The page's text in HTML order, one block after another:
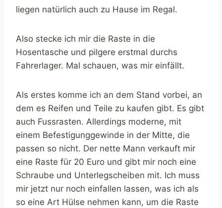
liegen natürlich auch zu Hause im Regal.
Also stecke ich mir die Raste in die
Hosentasche und pilgere erstmal durchs
Fahrerlager. Mal schauen, was mir einfällt.
Als erstes komme ich an dem Stand vorbei, an
dem es Reifen und Teile zu kaufen gibt. Es gibt
auch Fussrasten. Allerdings moderne, mit
einem Befestigunggewinde in der Mitte, die
passen so nicht. Der nette Mann verkauft mir
eine Raste für 20 Euro und gibt mir noch eine
Schraube und Unterlegscheiben mit. Ich muss
mir jetzt nur noch einfallen lassen, was ich als
so eine Art Hülse nehmen kann, um die Raste